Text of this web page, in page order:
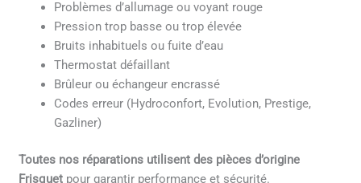
Problèmes d’allumage ou voyant rouge
Pression trop basse ou trop élevée
Bruits inhabituels ou fuite d’eau
Thermostat défaillant
Brûleur ou échangeur encrassé
Codes erreur (Hydroconfort, Evolution, Prestige,
Gazliner)
Toutes nos réparations utilisent des pièces d’origine
Frisquet pour garantir performance et sécurité.